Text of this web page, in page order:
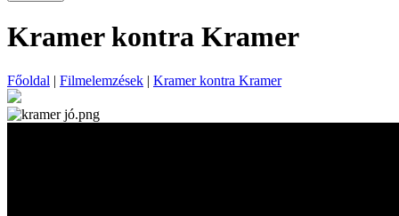
Kramer kontra Kramer
Főoldal | Filmelemzések | Kramer kontra Kramer